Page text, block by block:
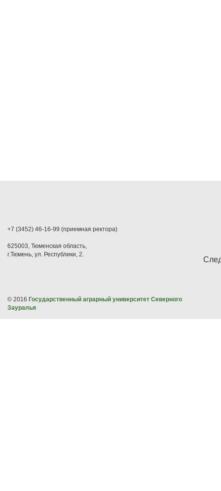
+7 (3452) 46-16-99 (приемная ректора)
625003, Тюменская область,
г.Тюмень, ул. Республики, 2.
© 2016 Государственный аграрный университет Северного
Зауралья